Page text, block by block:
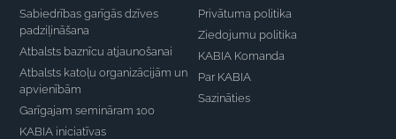
Sabiedrības garīgās dzīves
padziļināšana
Atbalsts baznīcu atjaunošanai
Atbalsts katoļu organizācijām un
apvienībām
Garīgajam semināram 100
KABIA iniciatīvas
Privātuma politika
Ziedojumu politika
KABIA Komanda
Par KABIA
Sazināties